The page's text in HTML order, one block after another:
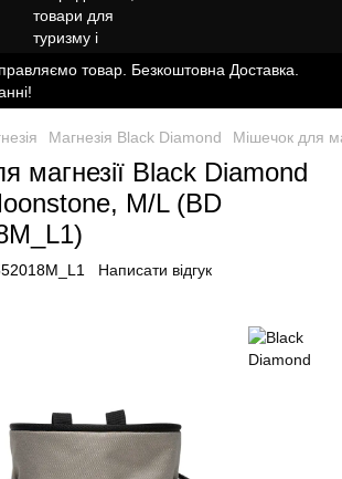
товар. Безкоштовна Доставка.
Магнезія Black Diamond Мішечок для
магнезії Black Diamond
M/L (BD
Написати відгук